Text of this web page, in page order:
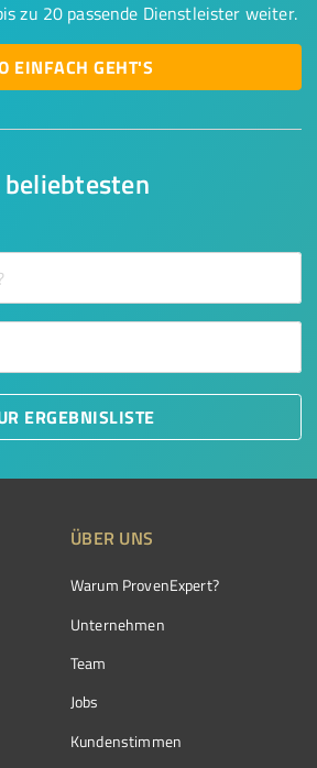
beliebtesten
ERGEBNISLISTE
zu 20 passende Dienstleister weiter.
EINFACH GEHT'S
ÜBER UNS
Warum ProvenExpert?
Unternehmen
Team
Jobs
Kundenstimmen